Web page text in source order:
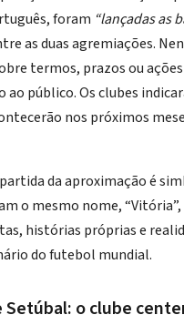
foram “lançadas as
as duas agremiações.
termos, prazos ou
ao público. Os clubes
nos próximos
da aproximação é
o mesmo nome,
histórias próprias e
do futebol mundial.
o clube